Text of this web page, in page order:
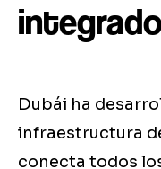
integrado
Dubái ha
infraestructura
conecta todos